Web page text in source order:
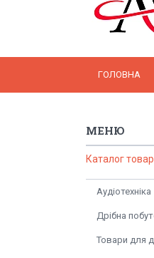
ГОЛОВНА
Каталог
Аудіотехніка
Дрібна
Товари для